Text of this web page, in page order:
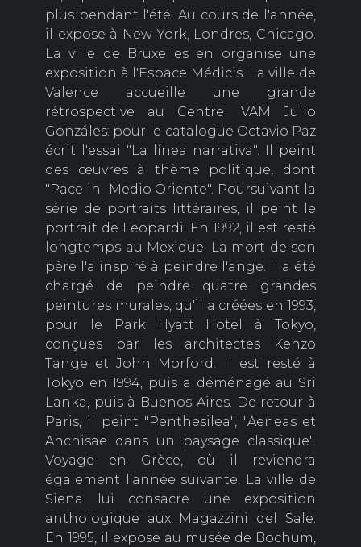
plus pendant l'été. Au cours de l'année,
il expose à New York, Londres, Chicago.
La ville de Bruxelles en organise une
exposition à l'Espace Médicis. La ville de
Valence accueille une grande
rétrospective au Centre IVAM Julio
Gonzáles: pour le catalogue Octavio Paz
écrit l'essai "La línea narrativa". Il peint
des œuvres à thème politique, dont
"Pace in Medio Oriente". Poursuivant la
série de portraits littéraires, il peint le
portrait de Leopardi. En 1992, il est resté
longtemps au Mexique. La mort de son
père l'a inspiré à peindre l'ange. Il a été
chargé de peindre quatre grandes
peintures murales, qu'il a créées en 1993,
pour le Park Hyatt Hotel à Tokyo,
conçues par les architectes Kenzo
Tange et John Morford. Il est resté à
Tokyo en 1994, puis a déménagé au Sri
Lanka, puis à Buenos Aires. De retour à
Paris, il peint "Penthesilea", "Aeneas et
Anchisae dans un paysage classique".
Voyage en Grèce, où il reviendra
également l'année suivante. La ville de
Siena lui consacre une exposition
anthologique aux Magazzini del Sale.
En 1995, il expose au musée de Bochum,